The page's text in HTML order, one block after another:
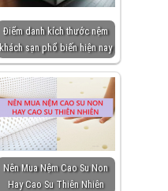
Điểm danh kích thước nệm
khách sạn phổ biến hiện nay
Nên Mua Nệm Cao Su Non
Hay Cao Su Thiên Nhiên